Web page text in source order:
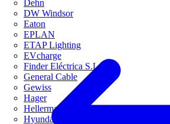
Dehn
DW Windsor
Eaton
EPLAN
ETAP Lighting
EVcharge
Finder Eléctrica S.L.U
General Cable
Gewiss
Hager
HellermannTyton
Hyundai Electric